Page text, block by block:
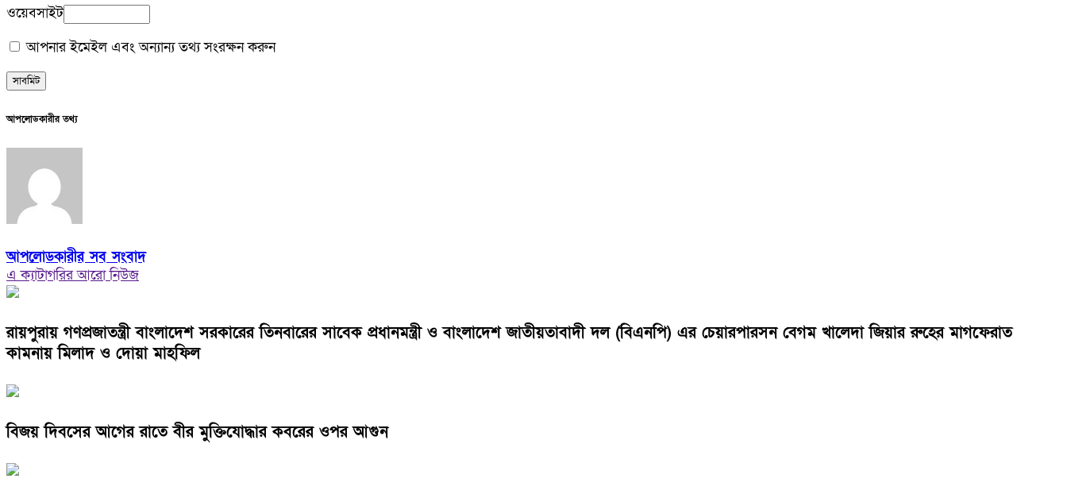
ওয়েবসাইট
আপনার ইমেইল এবং অন্যান্য তথ্য সংরক্ষন করুন
আপলোডকারীর তথ্য
আপলোডকারীর সব সংবাদ
এ ক্যাটাগরির আরো নিউজ
রায়পুরায় গণপ্রজাতন্ত্রী বাংলাদেশ সরকারের তিনবারের সাবেক প্রধানমন্ত্রী ও বাংলাদেশ জাতীয়তাবাদী দল (বিএনপি) এর চেয়ারপারসন বেগম খালেদা জিয়ার রুহের মাগফেরাত
কামনায় মিলাদ ও দোয়া মাহফিল
বিজয় দিবসের আগের রাতে বীর মুক্তিযোদ্ধার কবরের ওপর আগুন